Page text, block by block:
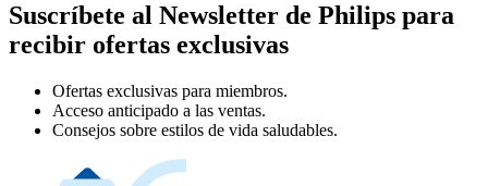
Suscríbete al Newsletter de Philips para
recibir ofertas exclusivas
Ofertas exclusivas para miembros.
Acceso anticipado a las ventas.
Consejos sobre estilos de vida saludables.